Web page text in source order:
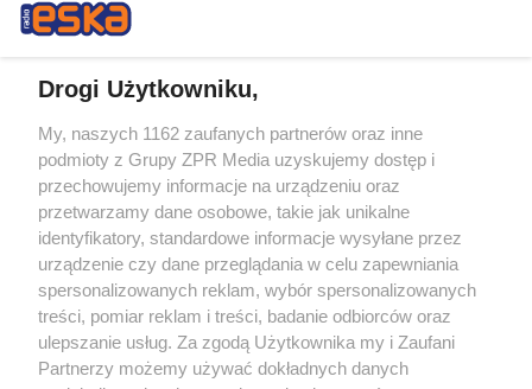
Żaden utwór zamieszczony w serwisie nie może być powielany i
rozpowszechniany lub dalej rozpowszechniany w jakikolwiek sposób (w
tym także elektroniczny lub mechaniczny) na jakimkolwiek polu
eksploatacji w jakiejkolwiek formie, włącznie z umieszczaniem w
Internecie bez pisemnej zgody właściciela praw. Jakiekolwiek użycie lub
wykorzystanie utworów w całości lub w części z naruszeniem prawa,
tzn. bez właściwej zgody, jest zabronione pod groźbą kary i może być
ścigane prawnie.
Drogi Użytkowniku,
My, naszych 1162 zaufanych partnerów oraz inne
podmioty z Grupy ZPR Media uzyskujemy dostęp i
przechowujemy informacje na urządzeniu oraz
przetwarzamy dane osobowe, takie jak unikalne
identyfikatory, standardowe informacje wysyłane przez
urządzenie czy dane przeglądania w celu zapewniania
spersonalizowanych reklam, wybór spersonalizowanych
treści, pomiar reklam i treści, badanie odbiorców oraz
ulepszanie usług. Za zgodą Użytkownika my i Zaufani
Partnerzy możemy używać dokładnych danych